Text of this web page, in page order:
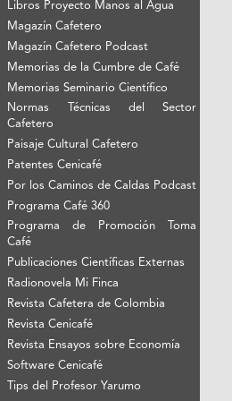
Libros Proyecto Manos al Agua
Magazín Cafetero
Magazín Cafetero Podcast
Memorias de la Cumbre de Café
Memorias Seminario Científico
Normas Técnicas del Sector
Cafetero
Paisaje Cultural Cafetero
Patentes Cenicafé
Por los Caminos de Caldas Podcast
Programa Café 360
Programa de Promoción Toma
Café
Publicaciones Científicas Externas
Radionovela Mi Finca
Revista Cafetera de Colombia
Revista Cenicafé
Revista Ensayos sobre Economía
Software Cenicafé
Tips del Profesor Yarumo